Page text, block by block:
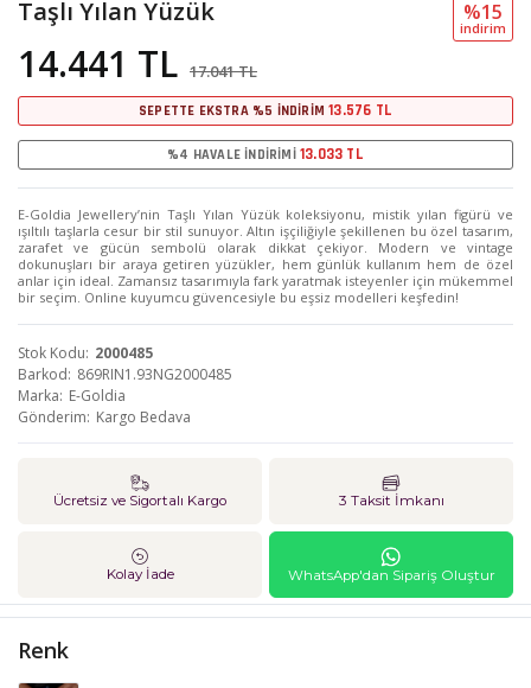
Taşlı Yılan Yüzük
14.441 TL 17.041 TL
%15
i̇ndi̇ri̇m
SEPETTE EKSTRA %5 İNDİRİM13.576 TL
%4 HAVALE İNDİRİMİ 13.033 TL
E-Goldia Jewellery’nin Taşlı Yılan Yüzük koleksiyonu, mistik yılan figürü ve
ışıltılı taşlarla cesur bir stil sunuyor. Altın işçiliğiyle şekillenen bu özel tasarım,
zarafet ve gücün sembolü olarak dikkat çekiyor. Modern ve vintage
dokunuşları bir araya getiren yüzükler, hem günlük kullanım hem de özel
anlar için ideal. Zamansız tasarımıyla fark yaratmak isteyenler için mükemmel
bir seçim. Online kuyumcu güvencesiyle bu eşsiz modelleri keşfedin!
Stok Kodu 2000485
Barkod 869RIN1.93NG2000485
Marka E-Goldia
Gönderim Kargo Bedava
Ücretsiz ve Sigortalı Kargo 3 Taksit İmkanı
Kolay İade WhatsApp'dan Sipariş Oluştur
Renk